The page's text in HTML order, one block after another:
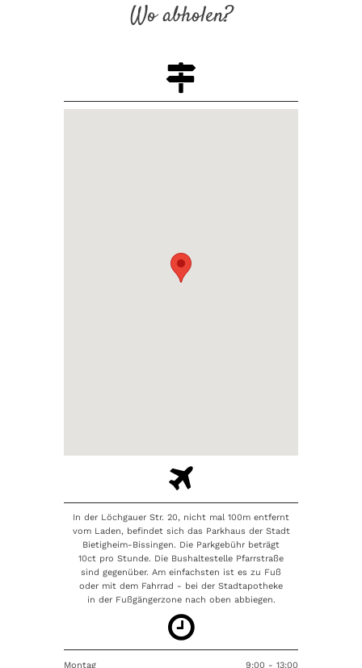
Wo abholen?


In der Löchgauer Str. 20, nicht mal 100m entfernt
vom Laden, befindet sich das Parkhaus der Stadt
Bietigheim-Bissingen. Die Parkgebühr beträgt
10ct pro Stunde. Die Bushaltestelle Pfarrstraße
sind gegenüber. Am einfachsten ist es zu Fuß
oder mit dem Fahrrad - bei der Stadtapotheke
in der Fußgängerzone nach oben abbiegen.

Montag 9:00 - 13:00